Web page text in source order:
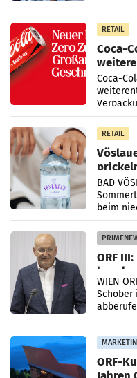
RETAIL
Coca-
Coca-
RETAIL
BAD
beim
ORF
WIEN
Schöber
ORF-
Jahren